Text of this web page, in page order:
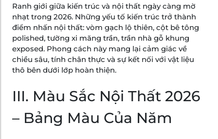
Ranh giới giữa kiến trúc và nội thất ngày càng mờ
nhạt trong 2026. Những yếu tố kiến trúc trở thành
điểm nhấn nội thất: vòm gạch lộ thiên, cột bê tông
polished, tường xi măng trần, trần nhà gỗ khung
exposed. Phong cách này mang lại cảm giác về
chiều sâu, tính chân thực và sự kết nối với vật liệu
thô bên dưới lớp hoàn thiện.
III. Màu Sắc Nội Thất 2026
– Bảng Màu Của Năm